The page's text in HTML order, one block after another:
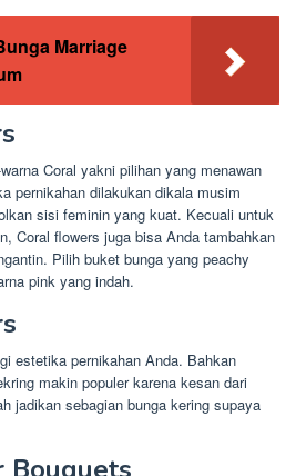
Marriage
Coral yakni pilihan yang menawan
pernikahan dilakukan dikala musim
sisi feminin yang kuat. Kecuali untuk
Coral flowers juga bisa Anda tambahkan
Pilih buket bunga yang peachy
pink yang indah.
estetika pernikahan Anda. Bahkan
makin populer karena kesan dari
jadikan sebagian bunga kering supaya